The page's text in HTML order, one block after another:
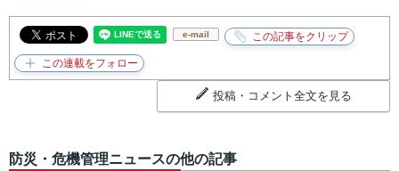
e-mail
投稿・コメント全文を見る
防災・危機管理ニュースの他の記事